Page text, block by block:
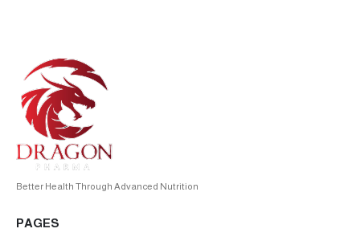
Better Health Through Advanced Nutrition
PAGES